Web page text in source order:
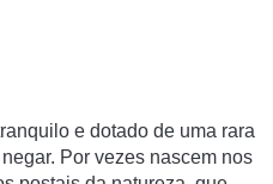
e dotado de uma rara
Por vezes nascem nos